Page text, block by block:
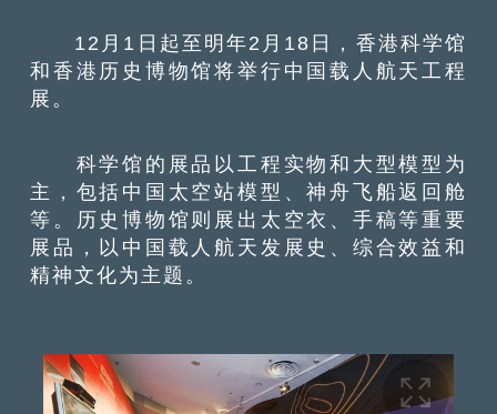
12月1日起至明年2月18日，香港科学馆
和香港历史博物馆将举行中国载人航天工程
展。
科学馆的展品以工程实物和大型模型为
主，包括中国太空站模型、神舟飞船返回舱
等。历史博物馆则展出太空衣、手稿等重要
展品，以中国载人航天发展史、综合效益和
精神文化为主题。